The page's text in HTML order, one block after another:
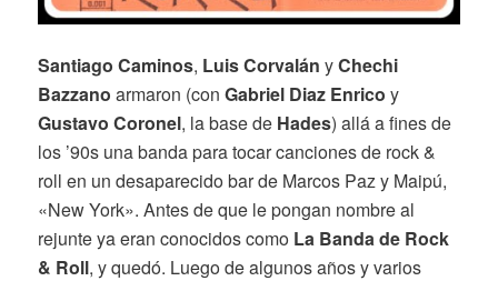
Santiago Caminos, Luis Corvalán yChechi
Bazzano armaron (con Gabriel Diaz Enrico y
Gustavo Coronel, la base de Hades) allá a fines de
los ’90s una banda para tocar canciones de rock &
roll en un desaparecido bar de Marcos Paz y Maipú,
«New York». Antes de que le pongan nombre al
rejunte ya eran conocidos como La Banda de Rock
& Roll, y quedó. Luego de algunos años y varios